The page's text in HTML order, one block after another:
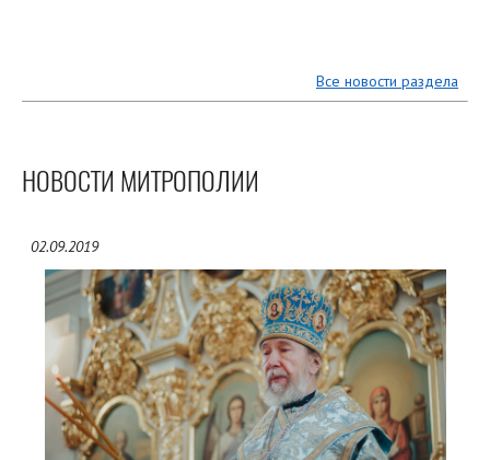
Все новости раздела
НОВОСТИ МИТРОПОЛИИ
02.09.2019